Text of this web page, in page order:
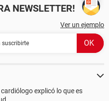
NEWSLETTER!
Ver un ejemplo
explicó lo que es